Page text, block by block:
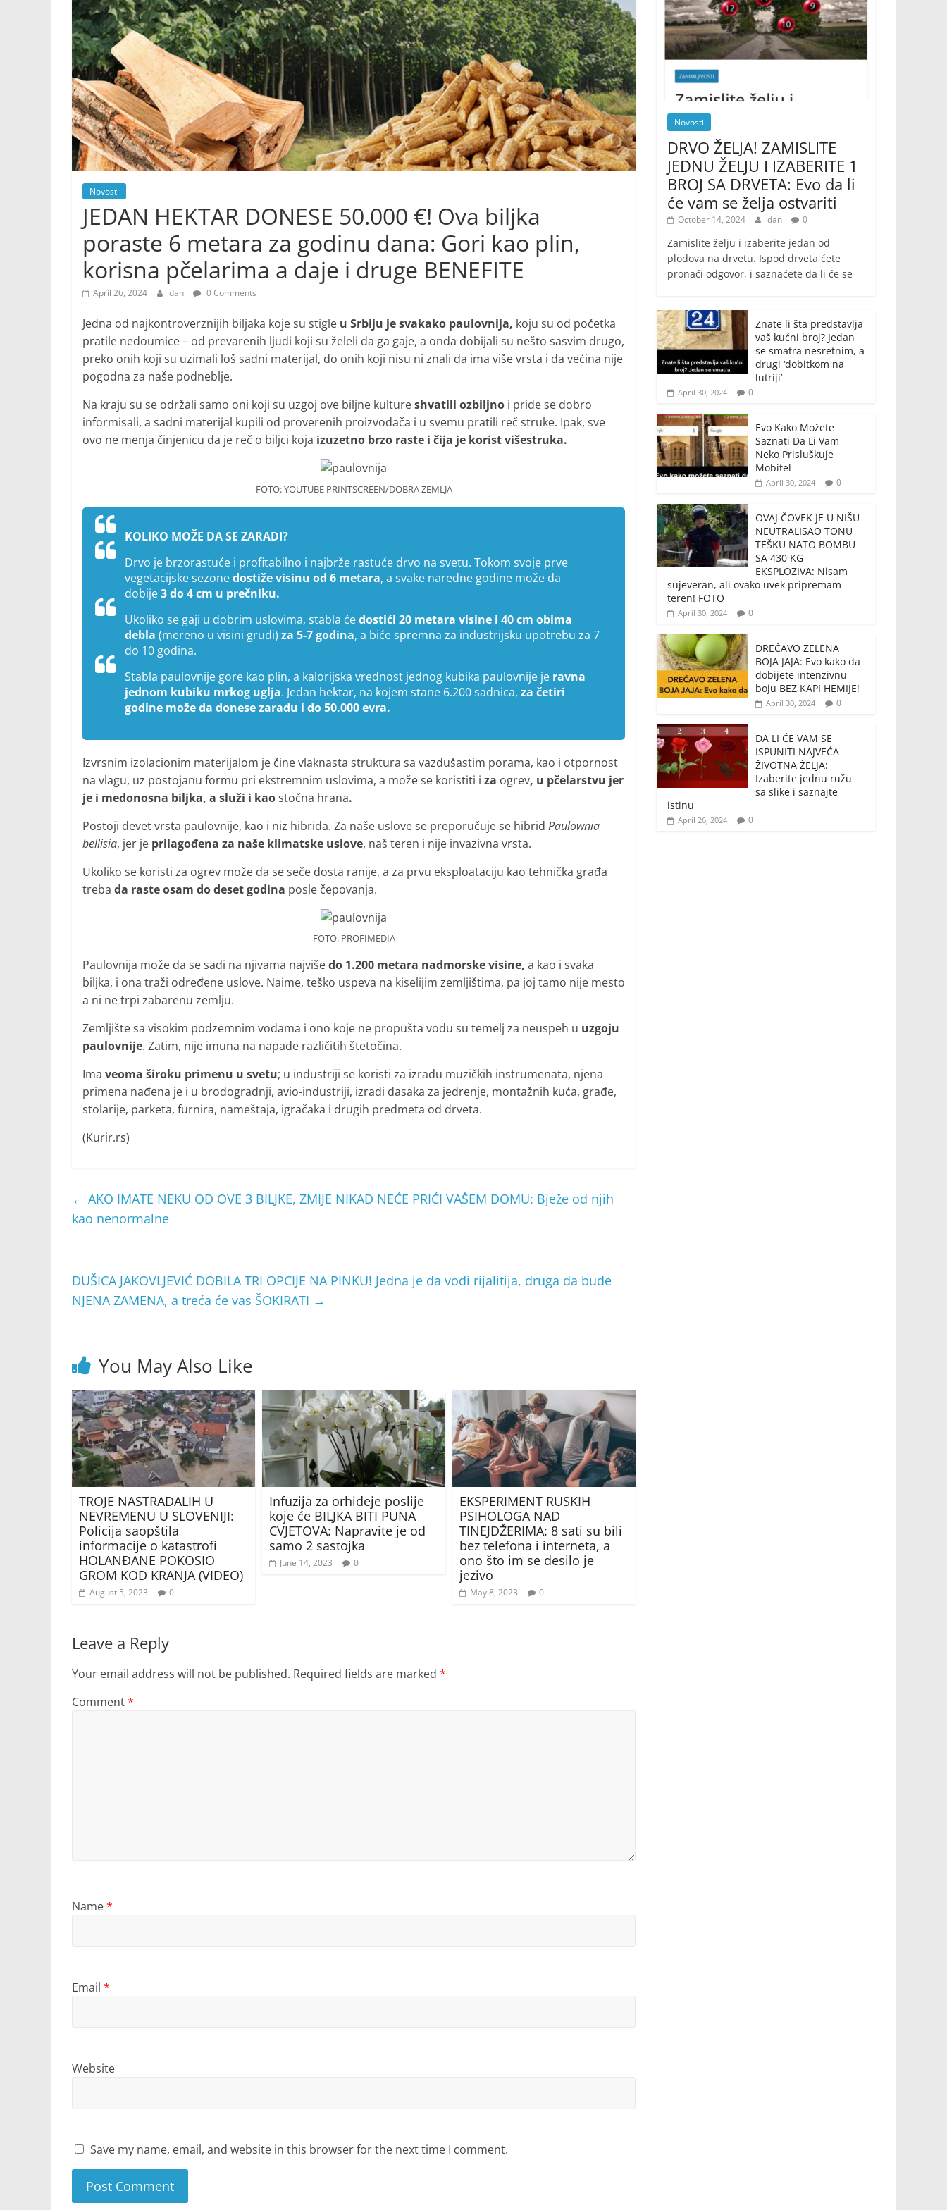
Novosti
JEDAN HEKTAR DONESE 50.000 €! Ova biljka
poraste 6 metara za godinu dana: Gori kao plin,
korisna pčelarima a daje i druge BENEFITE
April 26, 2024 dan 0 Comments
Jedna od najkontroverznijih biljaka koje su stigle u Srbiju je svakako paulovnija, koju su od početka
pratile nedoumice – od prevarenih ljudi koji su želeli da ga gaje, a onda dobijali su nešto sasvim drugo,
preko onih koji su uzimali loš sadni materijal, do onih koji nisu ni znali da ima više vrsta i da većina nije
pogodna za naše podneblje.
Na kraju su se održali samo oni koji su uzgoj ove biljne kultureshvatili ozbiljno i pride se dobro
informisali, a sadni materijal kupili od proverenih proizvođača i u svemu pratili reč struke. Ipak, sve
ovo ne menja činjenicu da je reč o biljci koja izuzetno brzo raste i čija je korist višestruka.
FOTO: YOUTUBE PRINTSCREEN/DOBRA ZEMLJA
KOLIKO MOŽE DA SE ZARADI?
Drvo je brzorastuće i profitabilno i najbrže rastuće drvo na svetu. Tokom svoje prve
vegetacijske sezonedostiže visinu od 6 metara, a svake naredne godine može da
dobije3 do 4 cm u prečniku.
Ukoliko se gaji u dobrim uslovima, stabla ćedostići 20 metara visine i 40 cm obima
debla (mereno u visini grudi) za 5-7 godina, a biće spremna za industrijsku upotrebu za 7
do 10 godina.
Stabla paulovnije gore kao plin, a kalorijska vrednost jednog kubika paulovnije je ravna
jednom kubiku mrkog uglja. Jedan hektar, na kojem stane 6.200 sadnica, za četiri
godine može da donese zaradu i do 50.000 evra.
Izvrsnim izolacionim materijalom je čine vlaknasta struktura sa vazdušastim porama, kao i otpornost
na vlagu, uz postojanu formu pri ekstremnim uslovima, a može se koristiti i za ogrev, u pčelarstvu jer
je i medonosna biljka, a služi i kaostočna hrana.
Postoji devet vrsta paulovnije, kao i niz hibrida. Za naše uslove se preporučuje se hibrid Paulownia
bellisia, jer je prilagođena za naše klimatske uslove, naš teren i nije invazivna vrsta.
Ukoliko se koristi za ogrev može da se seče dosta ranije, a za prvu eksploataciju kao tehnička građa
treba da raste osam do deset godina posle čepovanja.
FOTO: PROFIMEDIA
Paulovnija može da se sadi na njivama najvišedo 1.200 metara nadmorske visine, a kao i svaka
biljka, i ona traži određene uslove. Naime, teško uspeva na kiselijim zemljištima, pa joj tamo nije mesto
a ni ne trpi zabarenu zemlju.
Zemljište sa visokim podzemnim vodama i ono koje ne propušta vodu su temelj za neuspeh u uzgoju
paulovnije. Zatim, nije imuna na napade različitih štetočina.
Ima veoma široku primenu u svetu; u industriji se koristi za izradu muzičkih instrumenata, njena
primena nađena je i u brodogradnji, avio-industriji, izradi dasaka za jedrenje, montažnih kuća, građe,
stolarije, parketa, furnira, nameštaja, igračaka i drugih predmeta od drveta.
(Kurir.rs)
← AKO IMATE NEKU OD OVE 3 BILJKE, ZMIJE NIKAD NEĆE PRIĆI VAŠEM DOMU: Bježe od njih
kao nenormalne
DUŠICA JAKOVLJEVIĆ DOBILA TRI OPCIJE NA PINKU! Jedna je da vodi rijalitija, druga da bude
NJENA ZAMENA, a treća će vas ŠOKIRATI →
You May Also Like
TROJE NASTRADALIH U
NEVREMENU U SLOVENIJI:
Policija saopštila
informacije o katastrofi
HOLANĐANE POKOSIO
GROM KOD KRANJA (VIDEO)
August 5, 2023 0
Infuzija za orhideje poslije
koje će BILJKA BITI PUNA
CVJETOVA: Napravite je od
samo 2 sastojka
June 14, 2023 0
EKSPERIMENT RUSKIH
PSIHOLOGA NAD
TINEJDŽERIMA: 8 sati su bili
bez telefona i interneta, a
ono što im se desilo je
jezivo
May 8, 2023 0
Leave a Reply
Your email address will not be published. Required fields are marked *
Comment*
Name*
Email *
Website
Save my name, email, and website in this browser for the next time I comment.
Novosti
DRVO ŽELJA! ZAMISLITE
JEDNU ŽELJU I IZABERITE 1
BROJ SA DRVETA: Evo da li
će vam se želja ostvariti
October 14, 2024 dan 0
Zamislite želju i izaberite jedan od
plodova na drvetu. Ispod drveta ćete
pronaći odgovor, i saznaćete da li će se
Znate li šta predstavlja
vaš kućni broj? Jedan
se smatra nesretnim, a
drugi ‘dobitkom na
lutriji’
April 30, 2024 0
Evo Kako Možete
Saznati Da Li Vam
Neko Prisluškuje
Mobitel
April 30, 2024 0
OVAJ ČOVEK JE U NIŠU
NEUTRALISAO TONU
TEŠKU NATO BOMBU
SA 430 KG
EKSPLOZIVA: Nisam
sujeveran, ali ovako uvek pripremam
teren! FOTO
April 30, 2024 0
DREČAVO ZELENA
BOJA JAJA: Evo kako da
dobijete intenzivnu
boju BEZ KAPI HEMIJE!
April 30, 2024 0
DA LI ĆE VAM SE
ISPUNITI NAJVEĆA
ŽIVOTNA ŽELJA:
Izaberite jednu ružu
sa slike i saznajte
istinu
April 26, 2024 0